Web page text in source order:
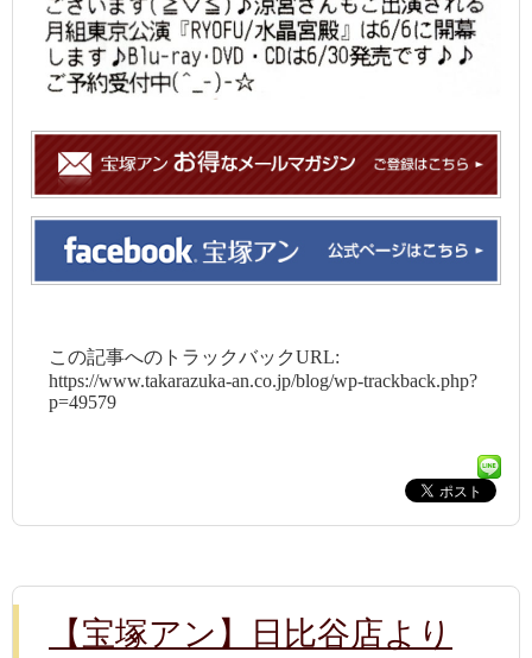
この記事へのトラックバックURL:
https://www.takarazuka-an.co.jp/blog/wp-trackback.php?
p=49579
【宝塚アン】日比谷店より